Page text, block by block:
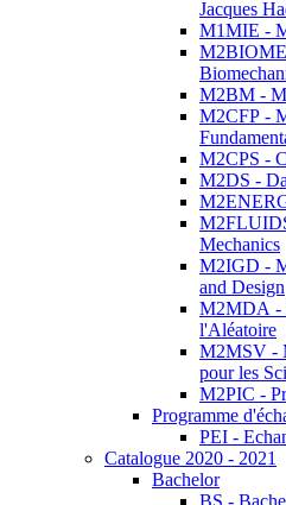
Jacques
M1MIE -
M2BM -
M2CFP -
M2CPS -
M2DS -
Mechanics
M2IGD -
and Design
M2MDA -
l'Aléatoire
M2MSV -
pour les
M2PIC -
Programme
PEI -
Catalogue 2020 - 2021
Bachelor
BS -